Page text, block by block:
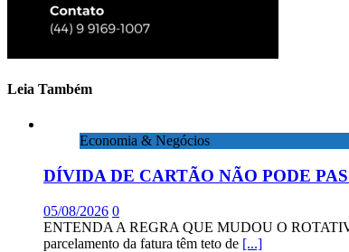
Leia Também
Economia & Negócios
DÍVIDA DE CARTÃO NÃO PODE
05/08/2026 0
ENTENDA A REGRA QUE MUDOU O
parcelamento da fatura têm teto de [...]